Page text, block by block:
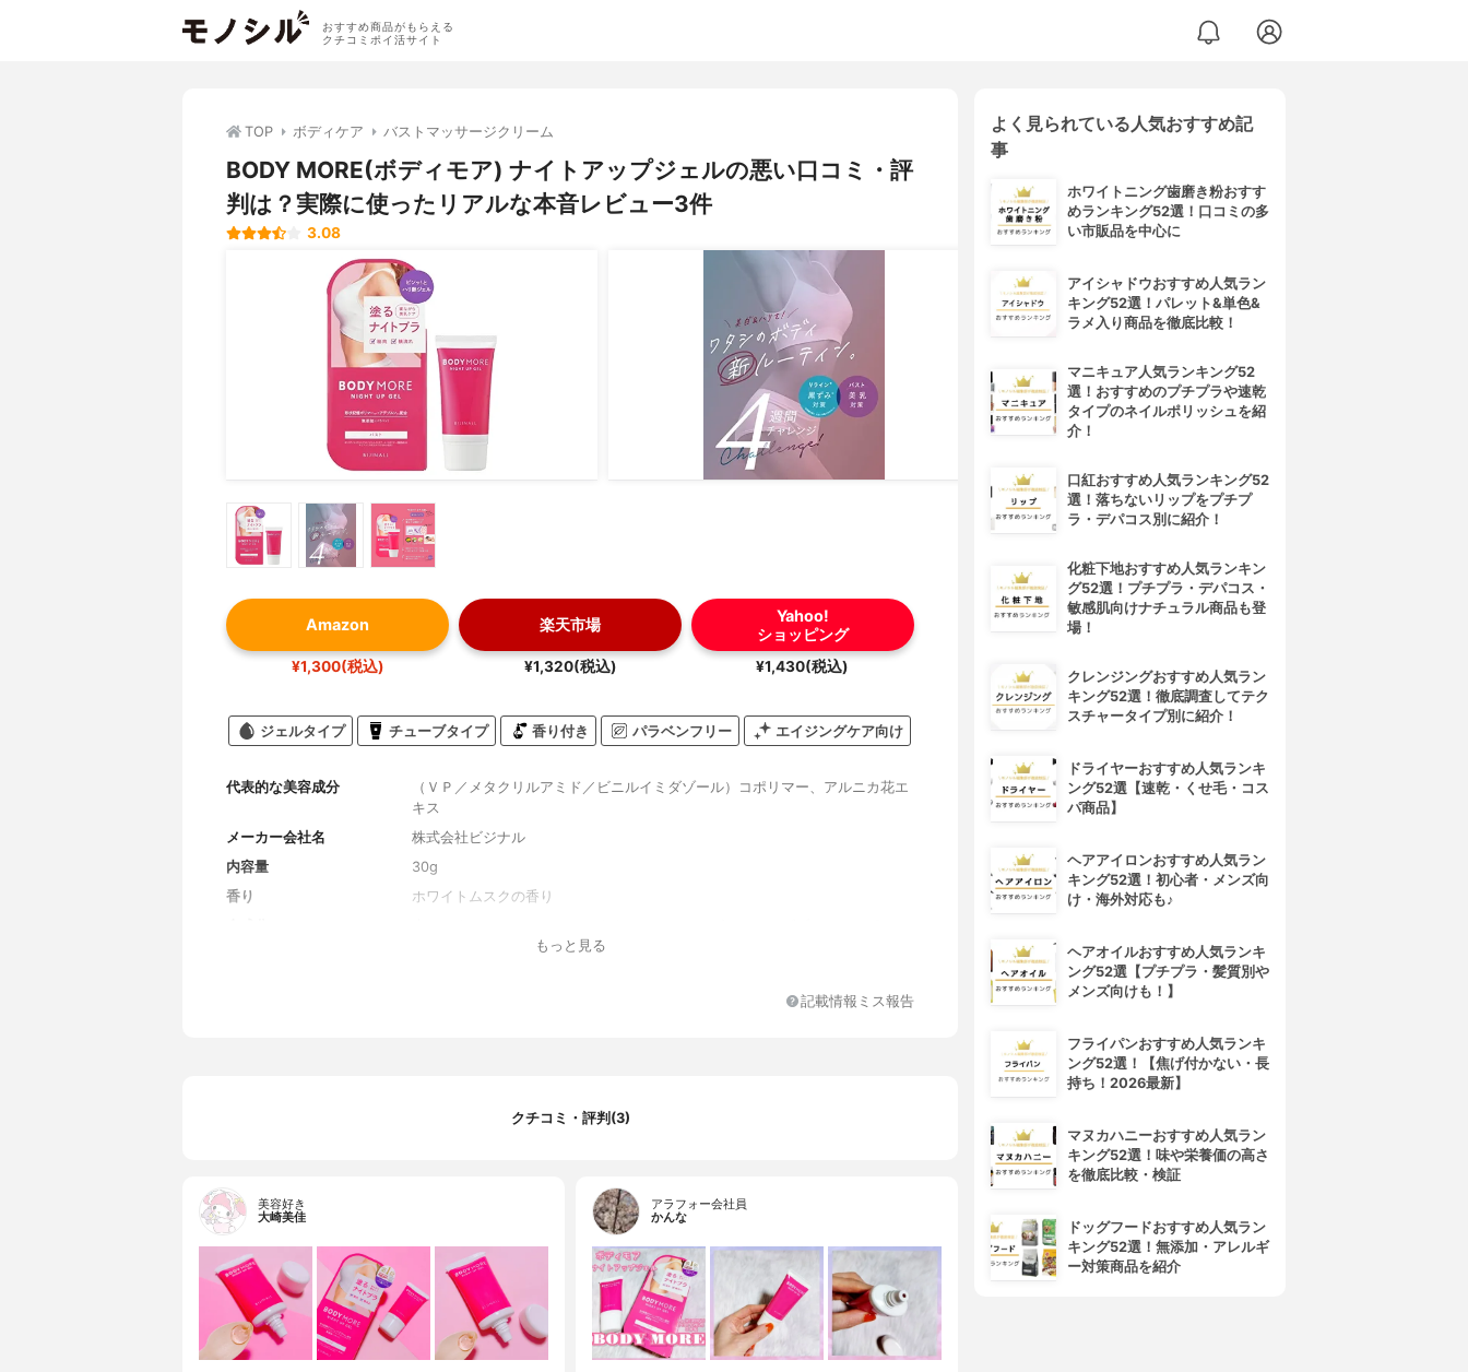
おすすめ商品がもらえる
クチコミポイ活サイト
TOP ボディケア バストマッサージクリーム
BODY MORE(ボディモア) ナイトアップジェルの悪い口コミ・評
判は？実際に使ったリアルな本音レビュー3件
3.08
Amazon
¥1,300(税込)
楽天市場
¥1,320(税込)
Yahoo!
ショッピング
¥1,430(税込)
ジェルタイプ チューブタイプ 香り付き パラベンフリー エイジングケア向け
代表的な美容成分
（ＶＰ／メタクリルアミド／ビニルイミダゾール）コポリマー、アルニカ花エ
キス
メーカー会社名
株式会社ビジナル
内容量
30g
香り
ホワイトムスクの香り
ー、変性アルコール、ＰＰＧ－６デシルテトラデセス－２０、カルボマー、Ａ
種子エキス、サクシノイルアテロコラーゲン、プエラリアミリフィカ根エキ
もっと見る
記載情報ミス報告
クチコミ・評判(3)
美容好き
大崎美佳
アラフォー会社員
かんな
よく見られている人気おすすめ記
事
ホワイトニング歯磨き粉おすす
めランキング52選！口コミの多
い市販品を中心に
アイシャドウおすすめ人気ラン
キング52選！パレット&単色&
ラメ入り商品を徹底比較！
マニキュア人気ランキング52
選！おすすめのプチプラや速乾
タイプのネイルポリッシュを紹
介！
口紅おすすめ人気ランキング52
選！落ちないリップをプチプ
ラ・デパコス別に紹介！
化粧下地おすすめ人気ランキン
グ52選！プチプラ・デパコス・
敏感肌向けナチュラル商品も登
場！
クレンジングおすすめ人気ラン
キング52選！徹底調査してテク
スチャータイプ別に紹介！
ドライヤーおすすめ人気ランキ
ング52選【速乾・くせ毛・コス
パ商品】
ヘアアイロンおすすめ人気ラン
キング52選！初心者・メンズ向
け・海外対応も♪
ヘアオイルおすすめ人気ランキ
ング52選【プチプラ・髪質別や
メンズ向けも！】
フライパンおすすめ人気ランキ
ング52選！【焦げ付かない・長
持ち！2026最新】
マヌカハニーおすすめ人気ラン
キング52選！味や栄養価の高さ
を徹底比較・検証
ドッグフードおすすめ人気ラン
キング52選！無添加・アレルギ
ー対策商品を紹介